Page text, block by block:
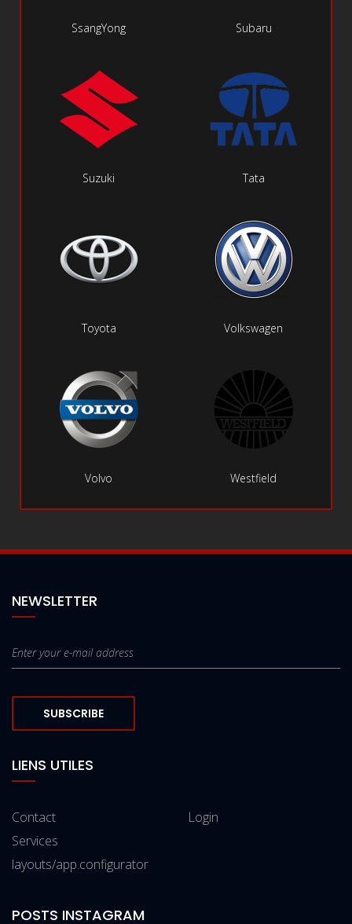
SsangYong Subaru
Suzuki Tata
Toyota Volkswagen
Volvo Westfield
NEWSLETTER
SUBSCRIBE
LIENS UTILES
Contact
Services
layouts/app.configurator
Login
POSTS INSTAGRAM